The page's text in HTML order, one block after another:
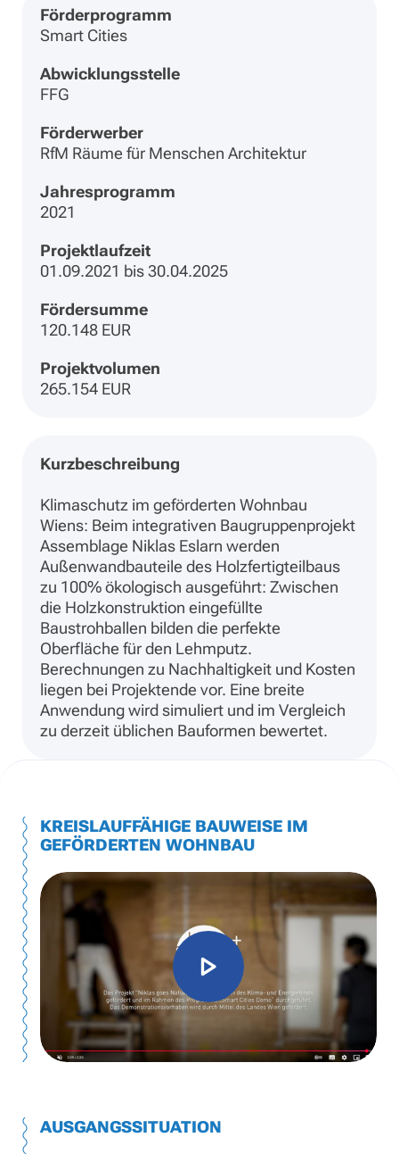
Förderprogramm
Smart Cities
Abwicklungsstelle
FFG
Förderwerber
RfM Räume für Menschen Architektur
Jahresprogramm
2021
Projektlaufzeit
01.09.2021 bis 30.04.2025
Fördersumme
120.148 EUR
Projektvolumen
265.154 EUR
Kurzbeschreibung
Klimaschutz im geförderten Wohnbau
Wiens: Beim integrativen Baugruppenprojekt
Assemblage Niklas Eslarn werden
Außenwandbauteile des Holzfertigteilbaus
zu 100% ökologisch ausgeführt: Zwischen
die Holzkonstruktion eingefüllte
Baustrohballen bilden die perfekte
Oberfläche für den Lehmputz.
Berechnungen zu Nachhaltigkeit und Kosten
liegen bei Projektende vor. Eine breite
Anwendung wird simuliert und im Vergleich
zu derzeit üblichen Bauformen bewertet.
KREISLAUFFÄHIGE BAUWEISE IM
GEFÖRDERTEN WOHNBAU
AUSGANGSSITUATION